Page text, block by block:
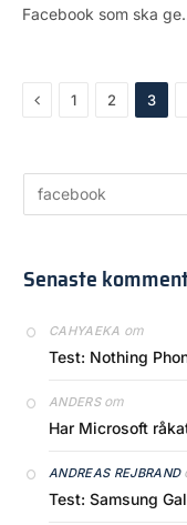
Facebook som ska
Previous
1 2 3
Senaste
CAHYAEKA om
Test: Nothing
ANDERSom
Har Microsoft
ANDREAS REJBRAND
Test: Samsung